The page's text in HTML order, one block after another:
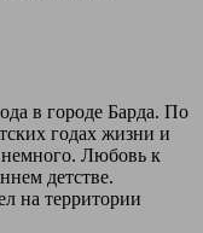
в городе Барда. По
годах жизни и
немного. Любовь к
детстве.
на территории